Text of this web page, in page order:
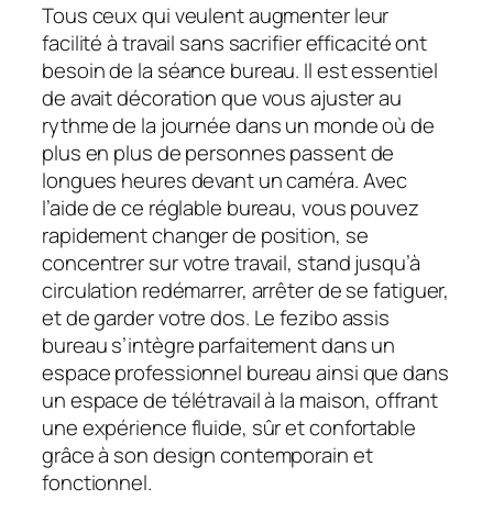
Tous ceux qui veulent augmenter leur
facilité à travail sans sacrifier efficacité ont
besoin de la séance bureau. Il est essentiel
de avait décoration que vous ajuster au
rythme de la journée dans un monde où de
plus en plus de personnes passent de
longues heures devant un caméra. Avec
l’aide de ce réglable bureau, vous pouvez
rapidement changer de position, se
concentrer sur votre travail, stand jusqu’à
circulation redémarrer, arrêter de se fatiguer,
et de garder votre dos. Le fezibo assis
bureau s’intègre parfaitement dans un
espace professionnel bureau ainsi que dans
un espace de télétravail à la maison, offrant
une expérience fluide, sûr et confortable
grâce à son design contemporain et
fonctionnel.